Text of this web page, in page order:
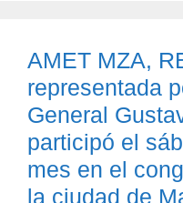
AMET MZA,
representada
General
participó el
mes en el
la ciudad de